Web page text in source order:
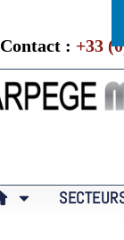
Contact : +33